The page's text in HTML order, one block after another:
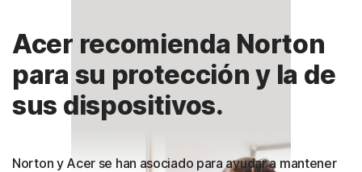
Acer recomienda Norton
para su protección y la de
sus dispositivos.
Norton y Acer se han asociado para ayudar a mantener